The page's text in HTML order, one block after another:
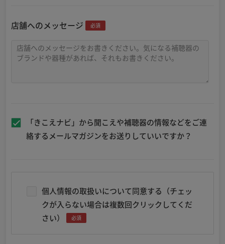
店舗へのメッセージ 必須
「きこえナビ」から聞こえや補聴器の情報などをご連
絡するメールマガジンをお送りしていいですか？
個人情報の取扱いについて同意する（チェッ
クが入らない場合は複数回クリックしてくだ
さい）
必須